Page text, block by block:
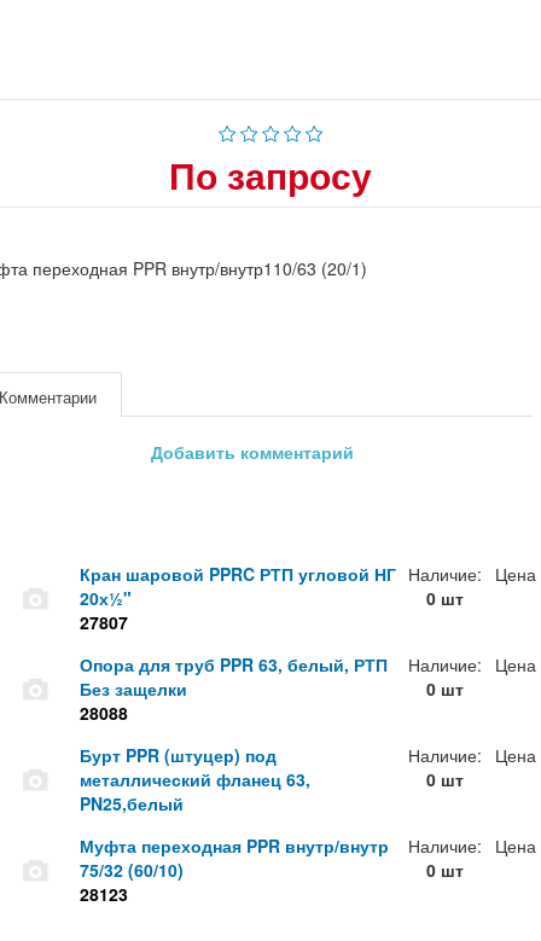
По запросу
переходная PPR внутр/внутр110/63 (20/1)
Добавить комментарий
Кран шаровой PPRC РТП угловой НГ
20х½"
27807
Наличие:
0 шт
Цена
Опора для труб PPR 63, белый, РТП
Без защелки
28088
Наличие:
0 шт
Цена
Бурт PPR (штуцер) под
металлический фланец 63,
PN25,белый
Наличие:
0 шт
Цена
Муфта переходная PPR внутр/внутр
75/32 (60/10)
28123
Наличие:
0 шт
Цена